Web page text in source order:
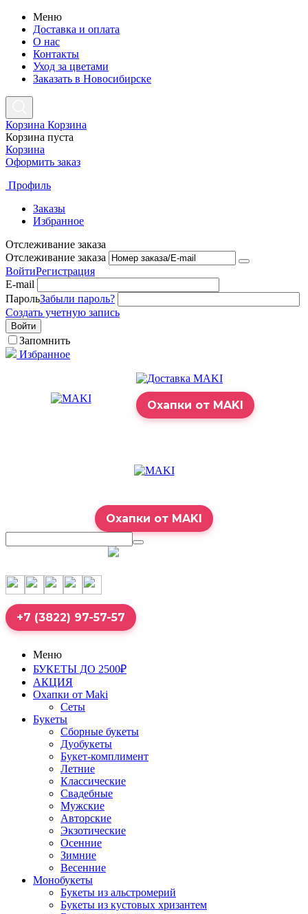
Меню
Доставка и оплата
О нас
Контакты
Уход за цветами
Заказать в Новосибирске
Корзина Корзина
Корзина пуста
Корзина
Оформить заказ
Профиль
Заказы
Избранное
Отслеживание заказа
Отслеживание заказа
ВойтиРегистрация
E-mail
ПарольЗабыли пароль?
Создать учетную запись
Войти
Запомнить
Избранное
Охапки от MAKI
Охапки от MAKI
+7 (3822) 97-57-57
Меню
БУКЕТЫ ДО 2500₽
АКЦИЯ
Охапки от Maki
Сеты
Букеты
Сборные букеты
Дуобукеты
Букет-комплимент
Летние
Классические
Свадебные
Мужские
Авторские
Экзотические
Осенние
Зимние
Весенние
Монобукеты
Букеты из альстромерий
Букеты из кустовых хризантем